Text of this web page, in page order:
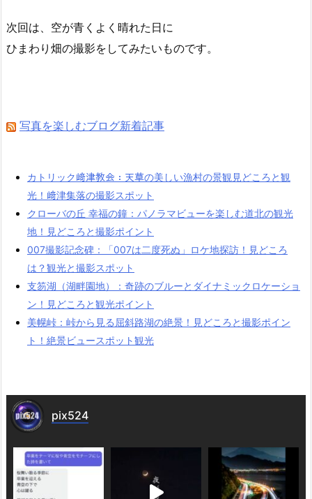
次回は、空が青くよく晴れた日に
ひまわり畑の撮影をしてみたいものです。
写真を楽しむブログ新着記事
カトリック﨑津教会：天草の美しい漁村の景観見どころと観
光！﨑津集落の撮影スポット
クローバの丘 幸福の鐘：パノラマビューを楽しむ道北の観光
地！見どころと撮影ポイント
007撮影記念碑：「007は二度死ぬ」ロケ地探訪！見どころ
は？観光と撮影スポット
支笏湖（湖畔園地）：奇跡のブルーとダイナミックロケーショ
ン！見どころと観光ポイント
美幌峠：峠から見る屈斜路湖の絶景！見どころと撮影ポイン
ト！絶景ビュースポット観光
pix524